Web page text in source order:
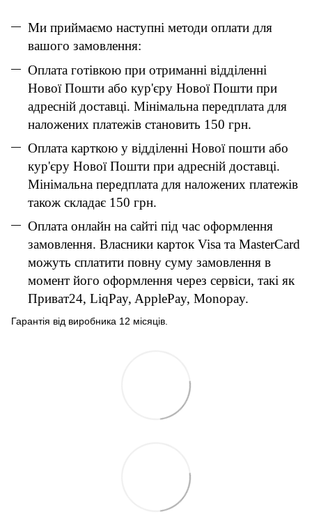
Ми приймаємо наступні методи оплати для
вашого замовлення:
Оплата готівкою при отриманні відділенні
Нової Пошти або кур'єру Нової Пошти при
адресній доставці. Мінімальна передплата для
наложених платежів становить 150 грн.
Оплата карткою у відділенні Нової пошти або
кур'єру Нової Пошти при адресній доставці.
Мінімальна передплата для наложених платежів
також складає 150 грн.
Оплата онлайн на сайті під час оформлення
замовлення. Власники карток Visa та MasterCard
можуть сплатити повну суму замовлення в
момент його оформлення через сервіси, такі як
Приват24, LiqPay, ApplePay, Monopay.
Гарантія від виробника 12 місяців.